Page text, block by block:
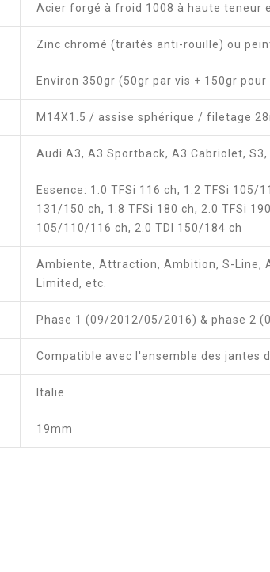
Acier forgé à froid 1008 à haute teneur
Zinc chromé (traités anti-rouille) ou
Environ 350gr (50gr par vis + 150gr pour
M14X1.5 / assise sphérique / filetage
Audi A3, A3 Sportback, A3 Cabriolet,
Essence: 1.0 TFSi 116 ch, 1.2 TFSi
131/150 ch, 1.8 TFSi 180 ch, 2.0 TFSi
105/110/116 ch, 2.0 TDI 150/184 ch
Ambiente, Attraction, Ambition, S-Line,
Limited, etc.
Phase 1 (09/2012/05/2016) & phase 2
Compatible avec l'ensemble des jantes
Italie
19mm